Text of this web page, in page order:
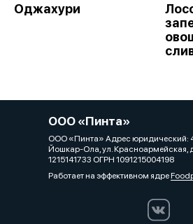
Оджахури
ООО «Пинта»
ООО «Пинта» Адрес юридический:
Йошкар-Ола, ул. Красноармейская,
1215141733 ОГРН 1091215004198
Работает на эффективном ядре